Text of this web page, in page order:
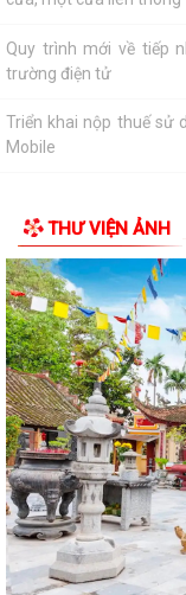
Thông báo về việc
THÔNG BÁO CỦA
PHƯỜNG KINH MÔN
PHƯỜNG KINH MÔN
PHI NÔNG NGHIỆP
Vòng chung kết Hội thi
sở giỏi toàn quốc sẽ
NGHỊ QUYẾT SỐ 27
chính sách hỗ trợ đối
NGHỊ QUYẾT QUY
VIÊN CHỨC LÀM VIỆC
QUYẾT ĐỊNH Về việc
thuộc phạm vi chức
THƯ VIỆN ẢNH